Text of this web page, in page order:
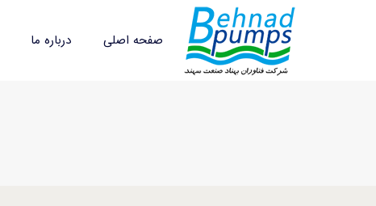
صفحه اصلی درباره ما